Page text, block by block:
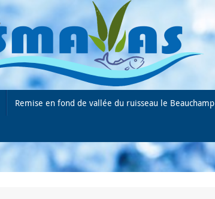
Remise en fond de vallée du ruisseau le Beauchamp